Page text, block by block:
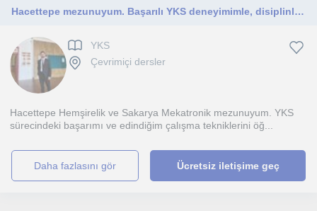
Hacettepe mezunuyum. Başarılı YKS deneyimimle, disiplinli ve anlaşılır anlatımla öğrencilerimin hedefleri için destek oluyorum
YKS
Çevrimiçi dersler
Hacettepe Hemşirelik ve Sakarya Mekatronik mezunuyum. YKS
sürecindeki başarımı ve edindiğim çalışma tekniklerini öğ...
daha fazlasını gör Ücretsiz iletişime geç